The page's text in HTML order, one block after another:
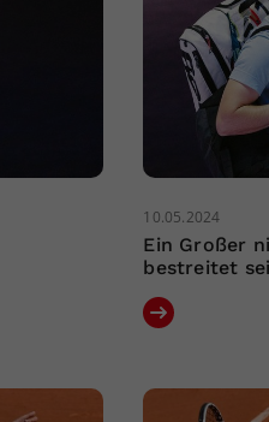
10.05.2024
Ein Großer
bestreitet